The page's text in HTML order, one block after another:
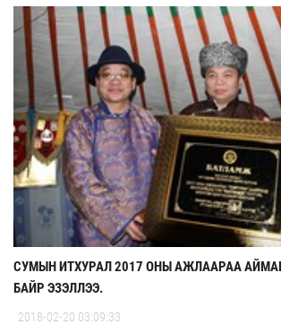
СУМЫН ИТХУРАЛ 2017 ОНЫ АЖЛААРАА
БАЙР ЭЗЭЛЛЭЭ.
2018-02-20 03:09:33